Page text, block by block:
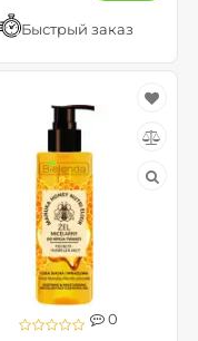
Быстрый заказ
0